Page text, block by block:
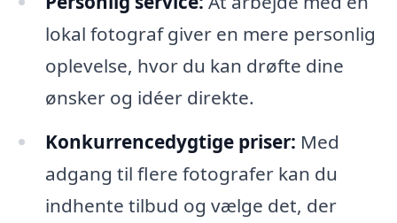
lokal fotograf giver en mere personlig
oplevelse, hvor du kan drøfte dine
ønsker og idéer direkte.
Konkurrencedygtige priser: Med
adgang til flere fotografer kan du
indhente tilbud og vælge det, der